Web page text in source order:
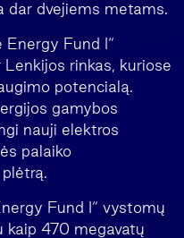
dar dvejiems metams.
Fund I“
rinkas, kuriose
potencialą.
gamybos
nauji elektros
palaiko
Fund I“ vystomų
kaip 470 megavatų